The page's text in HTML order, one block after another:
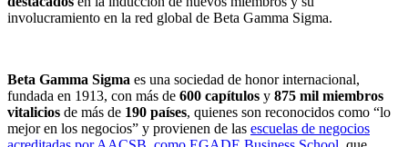
involucramiento en la red global de Beta Gamma Sigma.
Beta Gamma Sigma es una sociedad de honor internacional,
fundada en 1913, con más de 600 capítulos y 875 mil miembros
vitalicios de más de 190 países, quienes son reconocidos como “lo
mejor en los negocios” y provienen de las escuelas de negocios